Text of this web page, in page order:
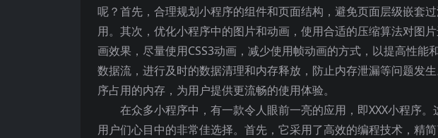
呢？首先，合理规划小程序的组件和页面结构，避免页面层级嵌套
用。其次，优化小程序中的图片和动画，使用合适的压缩算法对图
画效果，尽量使用CSS3动画，减少使用帧动画的方式，以提高性能
数据流，进行及时的数据清理和内存释放，防止内存泄漏等问题发
序占用的内存，为用户提供更流畅的使用体验。
在众多小程序中，有一款令人眼前一亮的应用，即XXX小程序
用户们心目中的非常佳选择。首先，它采用了高效的编程技术，精